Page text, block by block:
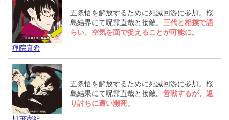
禪院真希
五条悟を解放するために死滅回游に参加。桜
島結界にて呪霊直哉と接敵。 三代と相撲で語
らい、空気を面で捉えることが可能に。
五条悟を解放するために死滅回游に参加。桜
島結果にて呪霊直哉と接敵。 善戦するが、返
り討ちに遭い瀕死。